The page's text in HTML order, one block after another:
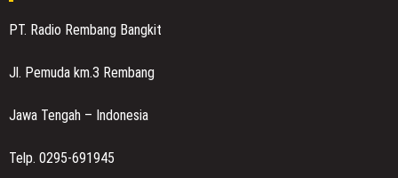
PT. Radio Rembang Bangkit
Jl. Pemuda km.3 Rembang
Jawa Tengah – Indonesia
Telp. 0295-691945